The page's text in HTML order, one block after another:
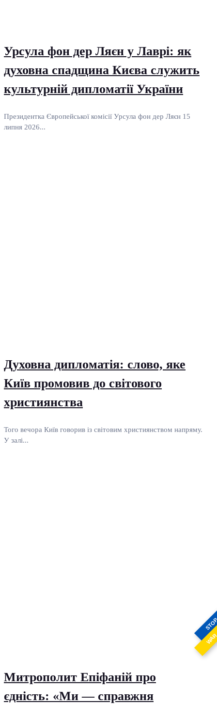
Урсула фон дер Ляєн у Лаврі: як
духовна спадщина Києва служить
культурній дипломатії України
Президентка Європейської комісії Урсула фон дер Ляєн 15
липня 2026...
Духовна дипломатія: слово, яке
Київ промовив до світового
християнства
Того вечора Київ говорив із світовим християнством напряму.
У залі...
Митрополит Епіфаній про
єдність: «Ми — справжня